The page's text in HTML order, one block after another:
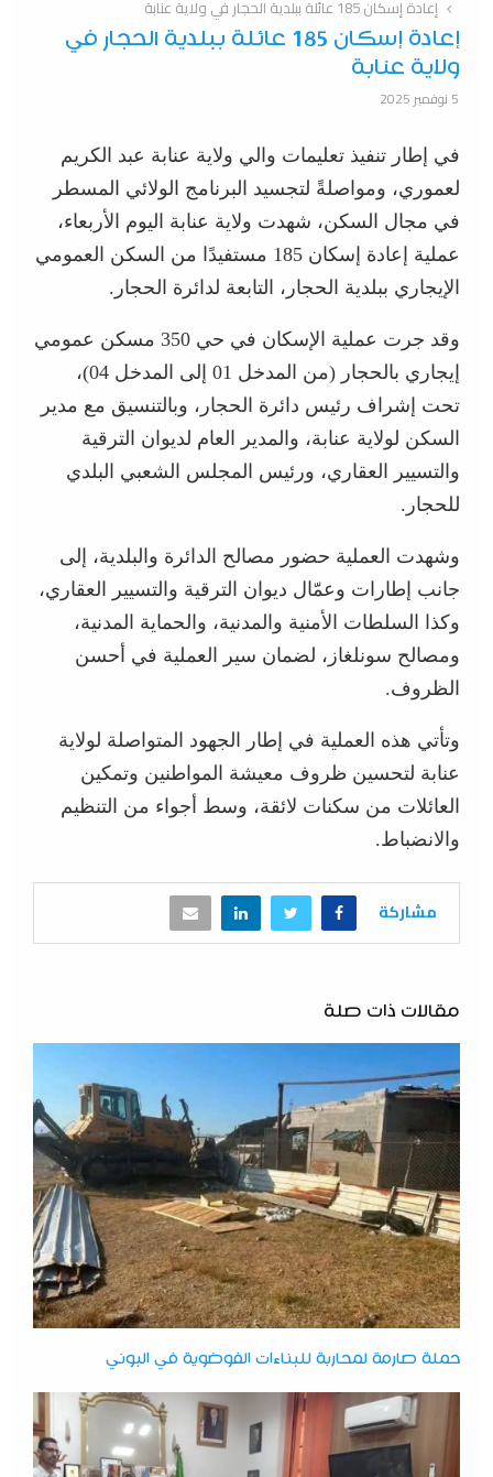
إعادة إسكان 185 عائلة ببلدية الحجار في ولاية عنابة
إعادة إسكان 185 عائلة ببلدية الحجار في
ولاية عنابة
5 نوفمبر 2025
في إطار تنفيذ تعليمات والي ولاية عنابة عبد الكريم
لعموري، ومواصلةً لتجسيد البرنامج الولائي المسطر
في مجال السكن، شهدت ولاية عنابة اليوم الأربعاء،
عملية إعادة إسكان 185 مستفيدًا من السكن العمومي
الإيجاري ببلدية الحجار، التابعة لدائرة الحجار.
وقد جرت عملية الإسكان في حي 350 مسكن عمومي
إيجاري بالحجار (من المدخل 01 إلى المدخل 04)،
تحت إشراف رئيس دائرة الحجار، وبالتنسيق مع مدير
السكن لولاية عنابة، والمدير العام لديوان الترقية
والتسيير العقاري، ورئيس المجلس الشعبي البلدي
للحجار.
وشهدت العملية حضور مصالح الدائرة والبلدية، إلى
جانب إطارات وعمّال ديوان الترقية والتسيير العقاري،
وكذا السلطات الأمنية والمدنية، والحماية المدنية،
ومصالح سونلغاز، لضمان سير العملية في أحسن
الظروف.
وتأتي هذه العملية في إطار الجهود المتواصلة لولاية
عنابة لتحسين ظروف معيشة المواطنين وتمكين
العائلات من سكنات لائقة، وسط أجواء من التنظيم
والانضباط.
مشاركة
مقالات ذات صلة
حملة صارمة لمحاربة للبناءات الفوضوية في البوني